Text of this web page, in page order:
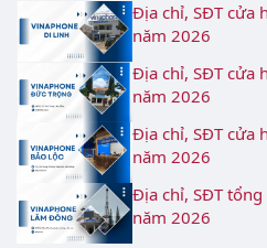
Địa chỉ, SĐT cửa
năm 2026
Địa chỉ, SĐT cửa
năm 2026
Địa chỉ, SĐT cửa
năm 2026
Địa chỉ, SĐT
năm 2026